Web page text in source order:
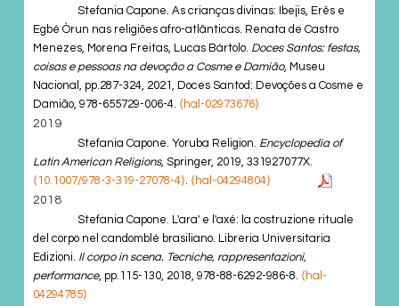
Stefania Capone. As crianças divinas: Ibejis, Erês e
Egbé Òrun nas religiões afro-atlânticas. Renata de Castro
Menezes, Morena Freitas, Lucas Bártolo. Doces Santos: festas,
coisas e pessoas na devoção a Cosme e Damião, Museu
Nacional, pp.287-324, 2021, Doces Santod: Devoções a Cosme e
Damião, 978-655729-006-4. ⟨hal-02973676⟩
2019
Stefania Capone. Yoruba Religion. Encyclopedia of
Latin American Religions, Springer, 2019, 331927077X.
⟨10.1007/978-3-319-27078-4⟩ ⟨hal-04294804⟩
2018
Stefania Capone. L'ara' e l'axé: la costruzione rituale
del corpo nel candomblé brasiliano. Libreria Universitaria
Edizioni. Il corpo in scena. Tecniche, rappresentazioni,
performance, pp.115-130, 2018, 978-88-6292-986-8. ⟨hal-
04294785⟩